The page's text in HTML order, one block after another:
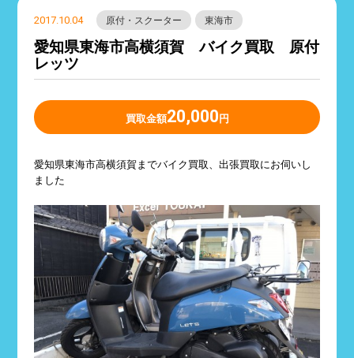
2017.10.04 原付・スクーター 東海市
愛知県東海市高横須賀 バイク買取 原付
レッツ
買取金額20,000 円
愛知県東海市高横須賀までバイク買取、出張買取にお伺いし
ました